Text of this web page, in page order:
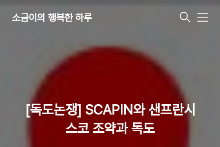
소금이의 행복한 하루
메
[독도논쟁] SCAPIN와 샌프란시
스코 조약과 독도